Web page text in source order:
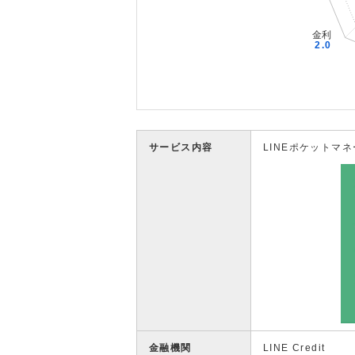
サービス内容 LINEポケットマネ
金融機関 LINE Credit